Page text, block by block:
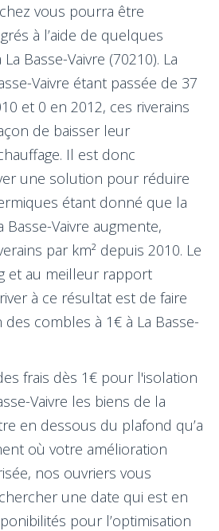
vous pourra être
à l’aide de quelques
Basse-Vaivre (70210). La
Vaivre étant passée de 37
et 0 en 2012, ces riverains
de baisser leur
Il est donc
une solution pour réduire
étant donné que la
Vaivre augmente,
par km² depuis 2010. Le
et au meilleur rapport
à ce résultat est de faire
des combles à 1€ à La Basse-
frais dès 1€ pour l'isolation
Vaivre les biens de la
en dessous du plafond qu’a
où votre amélioration
nos ouvriers vous
une date qui est en
pour l’optimisation